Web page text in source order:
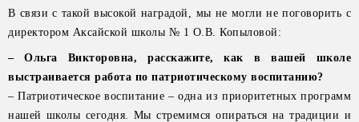
В связи с такой высокой наградой, мы не могли не поговорить с
директором Аксайской школы № 1 О.В. Копыловой:
– Ольга Викторовна, расскажите, как в вашей школе
выстраивается работа по патриотическому воспитанию?
– Патриотическое воспитание – одна из приоритетных программ
нашей школы сегодня. Мы стремимся опираться на традиции и